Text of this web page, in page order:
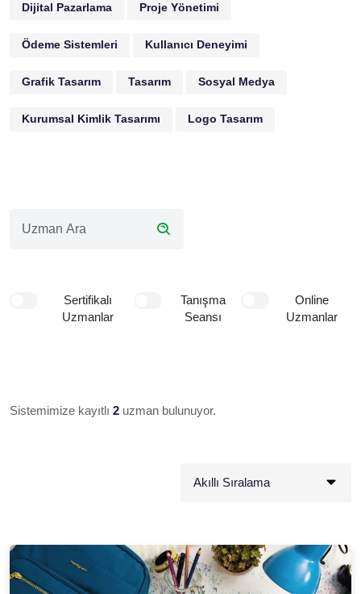
Dijital Pazarlama Proje Yönetimi
Ödeme Sistemleri Kullanıcı Deneyimi
Grafik Tasarım Tasarım Sosyal Medya
Kurumsal Kimlik Tasarımı Logo Tasarım
Sertifikalı
Uzmanlar
Tanışma
Seansı
Online
Uzmanlar
Sistemimize kayıtlı 2 uzman bulunuyor.